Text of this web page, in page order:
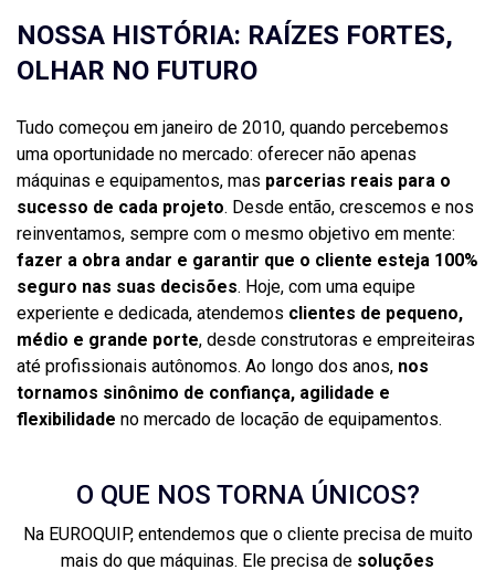
NOSSA HISTÓRIA: RAÍZES FORTES,
OLHAR NO FUTURO
Tudo começou em janeiro de 2010, quando percebemos
uma oportunidade no mercado: oferecer não apenas
máquinas e equipamentos, mas parcerias reais para o
sucesso de cada projeto. Desde então, crescemos e nos
reinventamos, sempre com o mesmo objetivo em mente:
fazer a obra andar e garantir que o cliente esteja 100%
seguro nas suas decisões. Hoje, com uma equipe
experiente e dedicada, atendemos clientes de pequeno,
médio e grande porte, desde construtoras e empreiteiras
até profissionais autônomos. Ao longo dos anos, nos
tornamos sinônimo de confiança, agilidade e
flexibilidade no mercado de locação de equipamentos.
O QUE NOS TORNA ÚNICOS?
Na EUROQUIP, entendemos que o cliente precisa de muito
mais do que máquinas. Ele precisa de soluções